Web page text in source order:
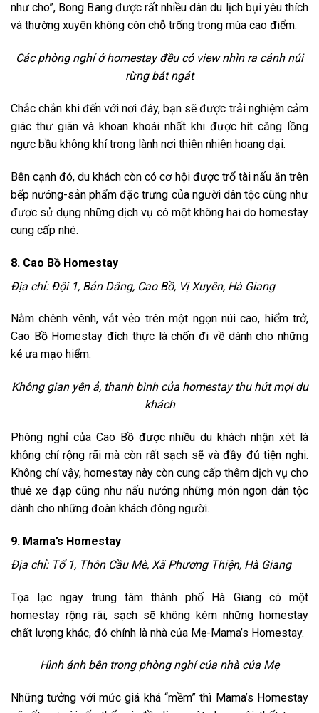
như cho”, Bong Bang được rất nhiều dân du lịch bụi yêu thích
và thường xuyên không còn chỗ trống trong mùa cao điểm.
Các phòng nghỉ ở homestay đều có view nhìn ra cảnh núi
rừng bát ngát
Chắc chắn khi đến với nơi đây, bạn sẽ được trải nghiệm cảm
giác thư giãn và khoan khoái nhất khi được hít căng lồng
ngực bầu không khí trong lành nơi thiên nhiên hoang dại.
Bên cạnh đó, du khách còn có cơ hội được trổ tài nấu ăn trên
bếp nướng-sản phẩm đặc trưng của người dân tộc cũng như
được sử dụng những dịch vụ có một không hai do homestay
cung cấp nhé.
8. Cao Bồ Homestay
Địa chỉ: Đội 1, Bản Dâng, Cao Bồ, Vị Xuyên, Hà Giang
Nằm chênh vênh, vắt vẻo trên một ngọn núi cao, hiểm trở,
Cao Bồ Homestay đích thực là chốn đi về dành cho những
kẻ ưa mạo hiểm.
Không gian yên ả, thanh bình của homestay thu hút mọi du
khách
Phòng nghỉ của Cao Bồ được nhiều du khách nhận xét là
không chỉ rộng rãi mà còn rất sạch sẽ và đầy đủ tiện nghi.
Không chỉ vậy, homestay này còn cung cấp thêm dịch vụ cho
thuê xe đạp cũng như nấu nướng những món ngon dân tộc
dành cho những đoàn khách đông người.
9. Mama’s Homestay
Địa chỉ: Tổ 1, Thôn Cầu Mè, Xã Phương Thiện, Hà Giang
Tọa lạc ngay trung tâm thành phố Hà Giang có một
homestay rộng rãi, sạch sẽ không kém những homestay
chất lượng khác, đó chính là nhà của Mẹ-Mama’s Homestay.
Hình ảnh bên trong phòng nghỉ của nhà của Mẹ
Những tưởng với mức giá khá “mềm” thì Mama’s Homestay